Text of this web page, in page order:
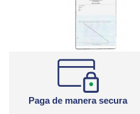
Paga de manera secura